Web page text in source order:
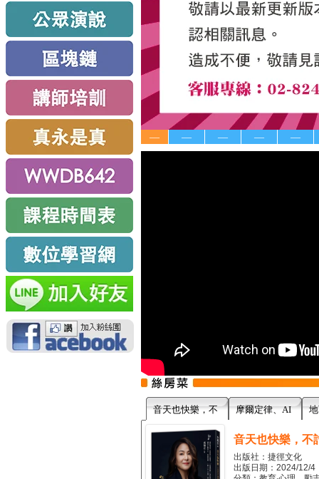
— — — — —
音天也快樂，不 摩爾定律、AI
音天也快樂，不
出版社：捷徑文化
出版日期：2024/12/4